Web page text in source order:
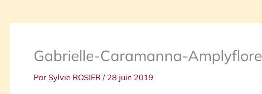
Gabrielle-Caramanna-Amplyflore
Par Sylvie ROSIER / 28 juin 2019